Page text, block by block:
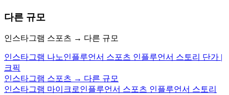
다른 규모
인스타그램 스포츠 → 다른 규모
인스타그램 나노인플루언서 스포츠 인플루언서 스토리 단가 |
크픽
인스타그램 스포츠 → 다른 규모
인스타그램 마이크로인플루언서 스포츠 인플루언서 스토리